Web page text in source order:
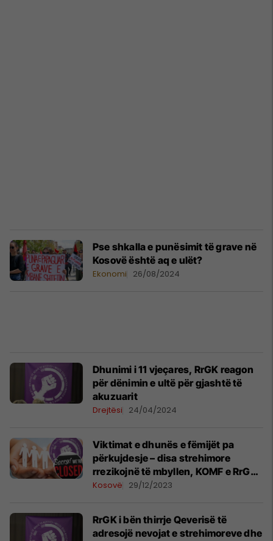
Pse shkalla e punësimit të grave në
Kosovë është aq e ulët?
Ekonomi 26/08/2024
Dhunimi i 11 vjeçares, RrGK reagon
për dënimin e ultë për gjashtë të
akuzuarit
Drejtësi 24/04/2024
Viktimat e dhunës e fëmijët pa
përkujdesje – disa strehimore
rrezikojnë të mbyllen, KOMF e RrGK
kërkojnë nga Qeveria të adresohet
Kosovë 29/12/2023
RrGK i bën thirrje Qeverisë të
adresojë nevojat e strehimoreve dhe